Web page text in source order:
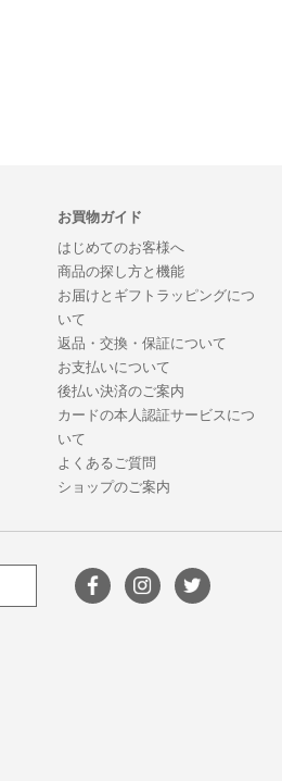
お買物ガイド
はじめてのお客様へ
商品の探し方と機能
お届けとギフトラッピングにつ
いて
返品・交換・保証について
お支払いについて
後払い決済のご案内
カードの本人認証サービスにつ
いて
よくあるご質問
ショップのご案内